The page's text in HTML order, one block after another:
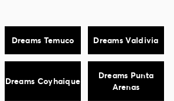
Dreams Temuco Dreams Valdivia
Dreams Coyhaique
Dreams Punta
Arenas